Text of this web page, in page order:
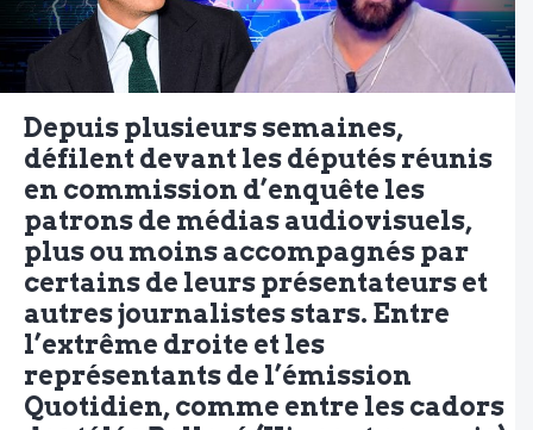
Depuis plusieurs semaines,
défilent devant les députés réunis
en commission d’enquête les
patrons de médias audiovisuels,
plus ou moins accompagnés par
certains de leurs présentateurs et
autres journalistes stars. Entre
l’extrême droite et les
représentants de l’émission
Quotidien, comme entre les cadors